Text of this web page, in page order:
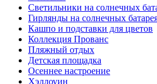
Светильники на солнечных
Гирлянды на солнечных
Кашпо и подставки для цветов
Коллекция Прованс
Пляжный отдых
Детская площадка
Осеннее настроение
Хэллоуин